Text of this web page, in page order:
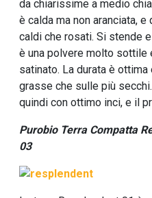
da chiarissime a medio
è calda ma non aranciata,
caldi che rosati. Si stende
è una polvere molto sottile
satinato. La durata è
grasse che sulle più
quindi con ottimo inci, e il
Purobio Terra Compatta
03